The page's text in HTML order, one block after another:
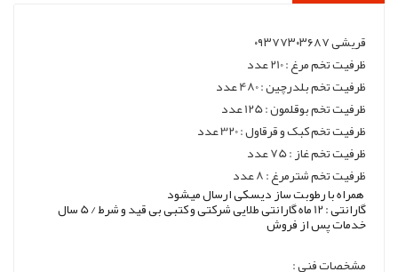
قریشی ۰۹۳۷۷۳۰۳۶۸۷
ظرفیت تخم مرغ : 210 عدد
ظرفیت تخم بلدرچین : 480 عدد
ظرفیت تخم بوقلمون : 125 عدد
ظرفیت تخم کبک و قرقاول : 320 عدد
ظرفیت تخم غاز : 75 عدد
ظرفیت تخم شترمرغ : 8 عدد
همراه با رطوبت ساز دیسکی ارسال میشود
گارانتی : 12 ماه گارانتی طلایی شرکتی و کتبی بی قید و شرط / 5 سال
خدمات پس از فروش
مشخصات فنی :